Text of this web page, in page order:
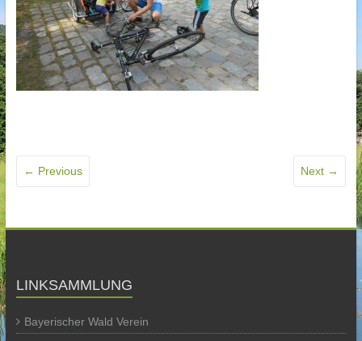
← Previous Next →
LINKSAMMLUNG
Bayerischer Wald Verein